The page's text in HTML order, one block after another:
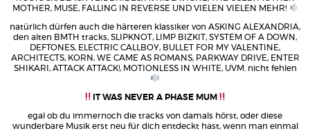
MOTHER, MUSE, FALLING IN REVERSE UND VIELEN VIELEN MEHR!
natürlich dürfen auch die härteren klassiker von ASKING ALEXANDRIA,
den alten BMTH tracks, SLIPKNOT, LIMP BIZKIT, SYSTEM OF A DOWN,
DEFTONES, ELECTRIC CALLBOY, BULLET FOR MY VALENTINE,
ARCHITECTS, KORN, WE CAME AS ROMANS, PARKWAY DRIVE, ENTER
SHIKARI, ATTACK ATTACK!, MOTIONLESS IN WHITE, UVM. nicht fehlen
IT WAS NEVER A PHASE MUM
egal ob du immernoch die tracks von damals hörst, oder diese
wunderbare Musik erst neu für dich entdeckt hast, wenn man einmal